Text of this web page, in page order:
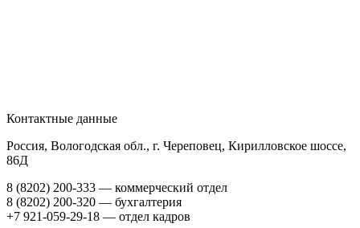
Контактные данные
Россия, Вологодская обл., г. Череповец, Кирилловское шоссе,
86Д
8 (8202) 200-333 — коммерческий отдел
8 (8202) 200-320 — бухгалтерия
+7 921-059-29-18 — отдел кадров